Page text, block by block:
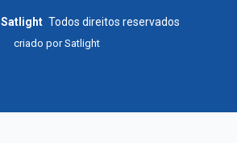
Satlight Todos direitos reservados
criado porSatlight